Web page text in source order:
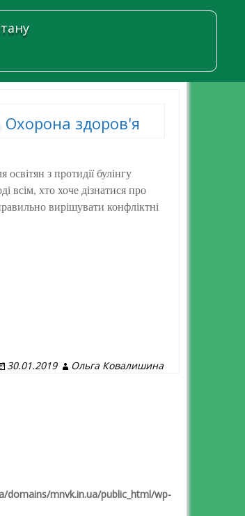
Охорона здоров'я
з протидії булінгу
всім, хто хоче дізнатися про
вирішувати конфліктні
30.01.2019
Ольга Ковалишина
domains/mnvk.in.ua/public_html/wp-